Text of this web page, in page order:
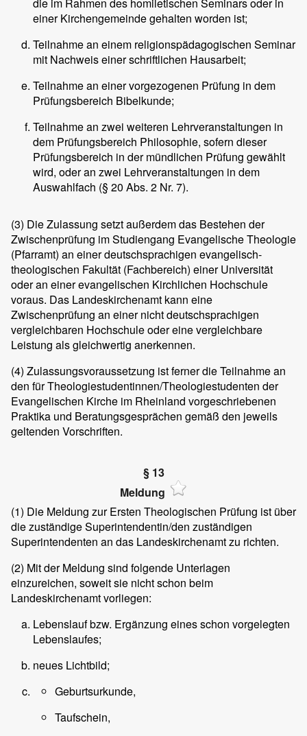
einer Kirchengemeinde gehalten worden ist;
Teilnahme an einem religionspädagogischen Seminar
mit Nachweis einer schriftlichen Hausarbeit;
Teilnahme an einer vorgezogenen Prüfung in dem
Prüfungsbereich Bibelkunde;
Teilnahme an zwei weiteren Lehrveranstaltungen in
dem Prüfungsbereich Philosophie, sofern dieser
Prüfungsbereich in der mündlichen Prüfung gewählt
wird, oder an zwei Lehrveranstaltungen in dem
Auswahlfach (§ 20 Abs. 2 Nr. 7).
(3) Die Zulassung setzt außerdem das Bestehen der
Zwischenprüfung im Studiengang Evangelische Theologie
(Pfarramt) an einer deutschsprachigen evangelisch-
theologischen Fakultät (Fachbereich) einer Universität
oder an einer evangelischen Kirchlichen Hochschule
voraus. Das Landeskirchenamt kann eine
Zwischenprüfung an einer nicht deutschsprachigen
vergleichbaren Hochschule oder eine vergleichbare
Leistung als gleichwertig anerkennen.
(4) Zulassungsvoraussetzung ist ferner die Teilnahme an
den für Theologiestudentinnen/Theologiestudenten der
Evangelischen Kirche im Rheinland vorgeschriebenen
Praktika und Beratungsgesprächen gemäß den jeweils
geltenden Vorschriften.
§ 13
Meldung
(1) Die Meldung zur Ersten Theologischen Prüfung ist über
die zuständige Superintendentin/den zuständigen
Superintendenten an das Landeskirchenamt zu richten.
(2) Mit der Meldung sind folgende Unterlagen
einzureichen, soweit sie nicht schon beim
Landeskirchenamt vorliegen:
Lebenslauf bzw. Ergänzung eines schon vorgelegten
Lebenslaufes;
neues Lichtbild;
Geburtsurkunde,
Taufschein,